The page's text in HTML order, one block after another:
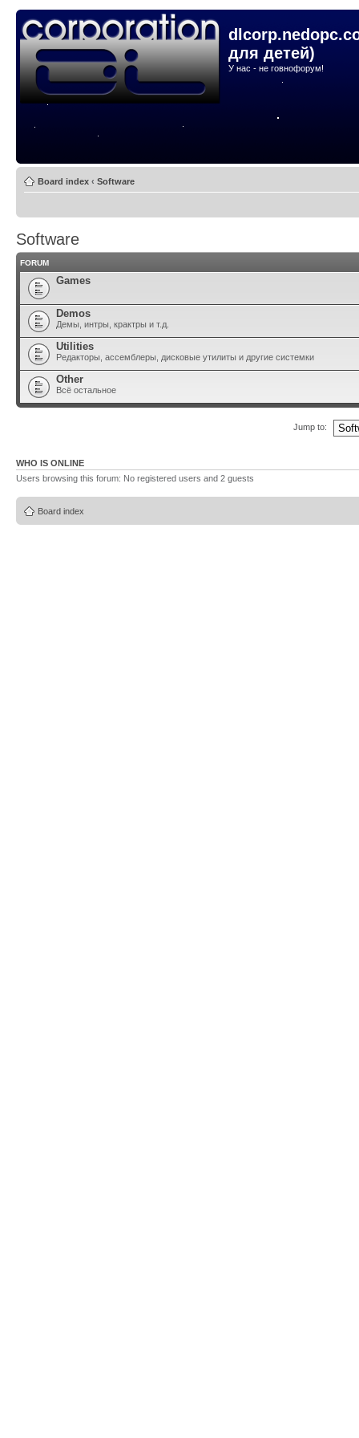
для детей)
У нас - не говнофорум!
Board index ‹ Software
Software
FORUM
Games
Demos
Демы, интры, крактры и т.д.
Utilities
Редакторы, ассемблеры, дисковые утилиты и другие системки
Other
Всё остальное
Jump to:
WHO IS ONLINE
Users browsing this forum: No registered users and 2 guests
Board index